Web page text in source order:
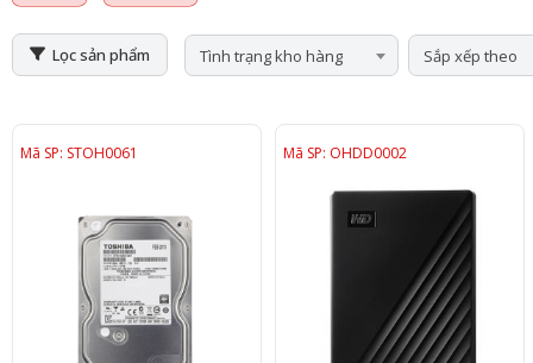
Lọc sản phẩm Tình trạng kho hàng Sắp xếp theo
Mã SP: STOH0061 Mã SP: OHDD0002